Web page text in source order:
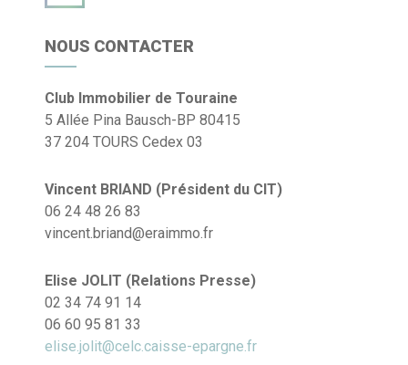
NOUS CONTACTER
Club Immobilier de Touraine
5 Allée Pina Bausch-BP 80415
37 204 TOURS Cedex 03
Vincent BRIAND (Président du CIT)
06 24 48 26 83
vincent.briand@eraimmo.fr
Elise JOLIT (Relations Presse)
02 34 74 91 14
06 60 95 81 33
elise.jolit@celc.caisse-epargne.fr